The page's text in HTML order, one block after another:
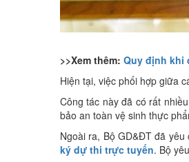
>>Xem thêm: Quy định khi
Hiện tại, việc phối hợp giữa
Công tác này đã có rất
bảo an toàn vệ sinh thực
Ngoài ra, Bộ GD&ĐT đã
ký dự thi trực tuyến. Bộ